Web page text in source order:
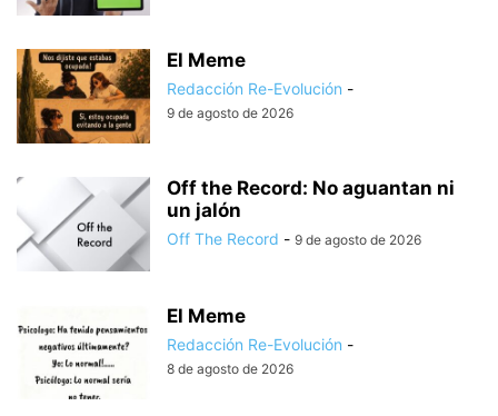
El Meme
Redacción Re-Evolución -
9 de agosto de 2026
Off the Record: No aguantan ni
un jalón
Off The Record - 9 de agosto de 2026
El Meme
Redacción Re-Evolución -
8 de agosto de 2026